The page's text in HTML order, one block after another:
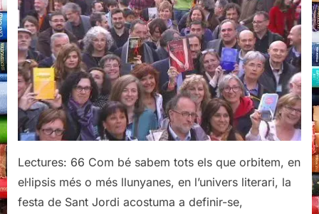
a
ritme
de
vals:
6è
berenar
literari
de
la
El
Cucut
Lectures: 66 Com bé sabem tots els que orbitem, en
el·lipsis més o més llunyanes, en l’univers literari, la
festa de Sant Jordi acostuma a definir-se,